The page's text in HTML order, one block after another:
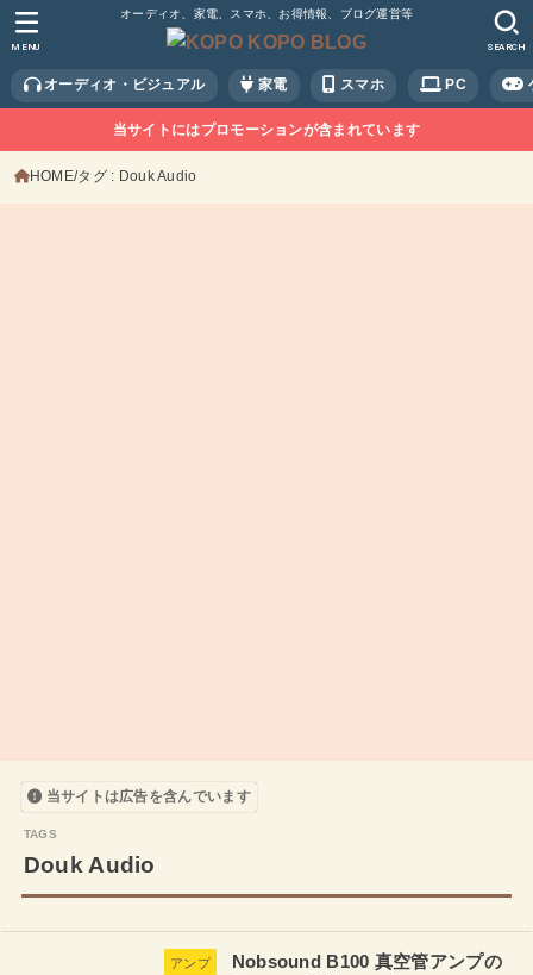
オーディオ、家電、スマホ、お得情報、ブログ運営等
オーディオ・ビジュアル 家電 スマホ PC
SEARCH
MENU
当サイトにはプロモーションが含まれています
HOME タグ : Douk Audio
当サイトは広告を含んでいます
Douk Audio
アンプ
Nobsound B100 真空管アンプの